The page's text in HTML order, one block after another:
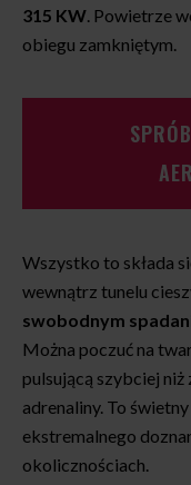
315 KW. Powietrze
obiegu zamkniętym.
Wszystko to składa
wewnątrz tunelu
swobodnym
Można poczuć na
pulsującą szybciej
adrenaliny. To
ekstremalnego
okolicznościach.